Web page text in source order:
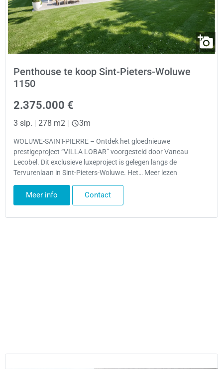
Penthouse te koop Sint-Pieters-Woluwe
1150
2.375.000 €
3 slp. | 278 m2 | 3m
WOLUWE-SAINT-PIERRE – Ontdek het gloednieuwe
prestigeproject “VILLA LOBAR” voorgesteld door Vaneau
Lecobel. Dit exclusieve luxeproject is gelegen langs de
Tervurenlaan in Sint-Pieters-Woluwe. Het… Meer lezen
Meer info Contact